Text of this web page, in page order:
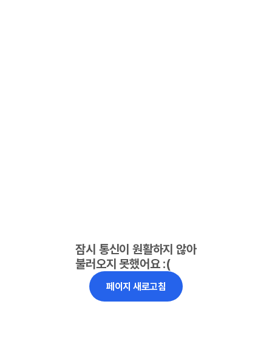
잠시 통신이 원활하지 않아
불러오지 못했어요 :(
페이지 새로고침